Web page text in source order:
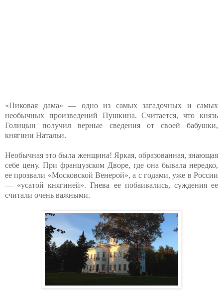
«Пиковая дама» — одно из самых загадочных и самых
необычных произведений Пушкина. Считается, что князь
Голицын получил верные сведения от своей бабушки,
княгини Натальи.
Необычная это была женщина! Яркая, образованная, знающая
себе цену. При французском Дворе, где она бывала нередко,
ее прозвали «Московской Венерой», а с годами, уже в России
— «усатой княгиней». Гнева ее побаивались, суждения ее
считали очень важными.